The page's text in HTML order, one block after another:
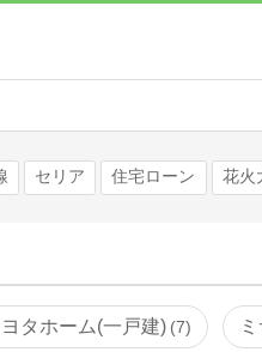
セリア 住宅ローン 花火
ヨタホーム(一戸建) 7